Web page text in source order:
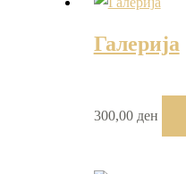
Галерија
300,00 ден